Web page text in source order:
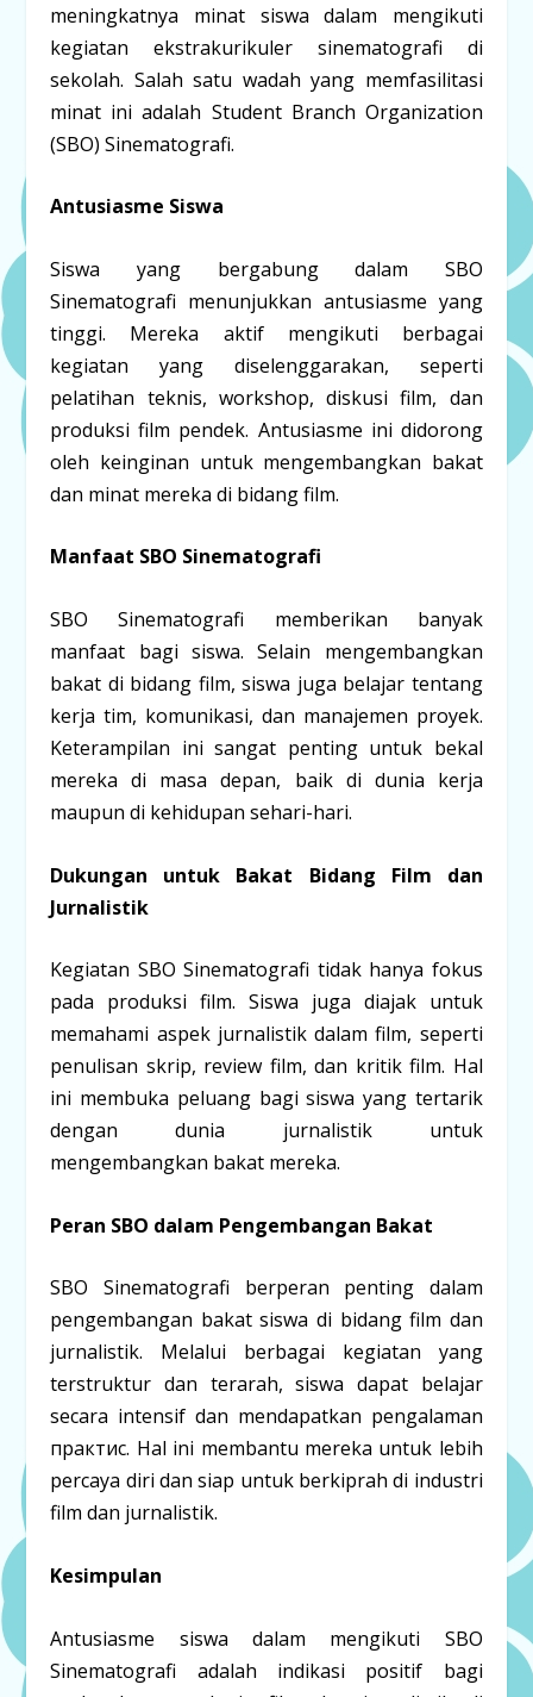
meningkatnya minat siswa dalam mengikuti
kegiatan ekstrakurikuler sinematografi di
sekolah. Salah satu wadah yang memfasilitasi
minat ini adalah Student Branch Organization
(SBO) Sinematografi.
Antusiasme Siswa
Siswa yang bergabung dalam SBO
Sinematografi menunjukkan antusiasme yang
tinggi. Mereka aktif mengikuti berbagai
kegiatan yang diselenggarakan, seperti
pelatihan teknis, workshop, diskusi film, dan
produksi film pendek. Antusiasme ini didorong
oleh keinginan untuk mengembangkan bakat
dan minat mereka di bidang film.
Manfaat SBO Sinematografi
SBO Sinematografi memberikan banyak
manfaat bagi siswa. Selain mengembangkan
bakat di bidang film, siswa juga belajar tentang
kerja tim, komunikasi, dan manajemen proyek.
Keterampilan ini sangat penting untuk bekal
mereka di masa depan, baik di dunia kerja
maupun di kehidupan sehari-hari.
Dukungan untuk Bakat Bidang Film dan
Jurnalistik
Kegiatan SBO Sinematografi tidak hanya fokus
pada produksi film. Siswa juga diajak untuk
memahami aspek jurnalistik dalam film, seperti
penulisan skrip, review film, dan kritik film. Hal
ini membuka peluang bagi siswa yang tertarik
dengan dunia jurnalistik untuk
mengembangkan bakat mereka.
Peran SBO dalam Pengembangan Bakat
SBO Sinematografi berperan penting dalam
pengembangan bakat siswa di bidang film dan
jurnalistik. Melalui berbagai kegiatan yang
terstruktur dan terarah, siswa dapat belajar
secara intensif dan mendapatkan pengalaman
практис. Hal ini membantu mereka untuk lebih
percaya diri dan siap untuk berkiprah di industri
film dan jurnalistik.
Kesimpulan
Antusiasme siswa dalam mengikuti SBO
Sinematografi adalah indikasi positif bagi